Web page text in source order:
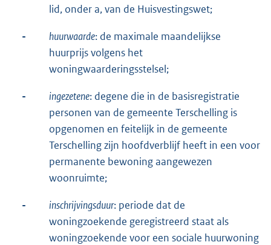
lid, onder a, van de Huisvestingswet;
- huurwaarde: de maximale maandelijkse
huurprijs volgens het
woningwaarderingsstelsel;
- ingezetene: degene die in de basisregistratie
personen van de gemeente Terschelling is
opgenomen en feitelijk in de gemeente
Terschelling zijn hoofdverblijf heeft in een voor
permanente bewoning aangewezen
woonruimte;
- inschrijvingsduur: periode dat de
woningzoekende geregistreerd staat als
woningzoekende voor een sociale huurwoning